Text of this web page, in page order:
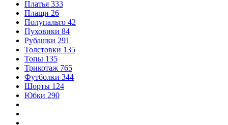
Платья 333
Плащи 26
Полупальто 42
Пуховики 84
Рубашки 291
Толстовки 135
Топы 135
Трикотаж 765
Футболки 344
Шорты 124
Юбки 290